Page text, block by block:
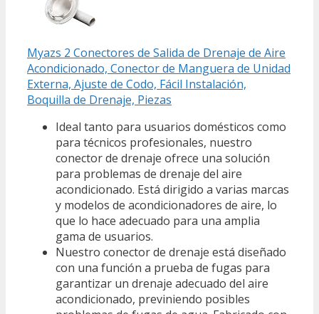
Myazs 2 Conectores de Salida de Drenaje de Aire
Acondicionado, Conector de Manguera de Unidad
Externa, Ajuste de Codo, Fácil Instalación,
Boquilla de Drenaje, Piezas
Ideal tanto para usuarios domésticos como
para técnicos profesionales, nuestro
conector de drenaje ofrece una solución
para problemas de drenaje del aire
acondicionado. Está dirigido a varias marcas
y modelos de acondicionadores de aire, lo
que lo hace adecuado para una amplia
gama de usuarios.
Nuestro conector de drenaje está diseñado
con una función a prueba de fugas para
garantizar un drenaje adecuado del aire
acondicionado, previniendo posibles